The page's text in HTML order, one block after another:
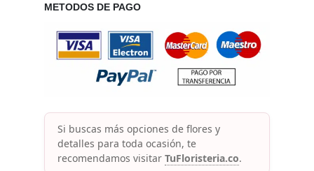
METODOS DE PAGO
Si buscas más opciones de flores y
detalles para toda ocasión, te
recomendamos visitar TuFloristeria.co.